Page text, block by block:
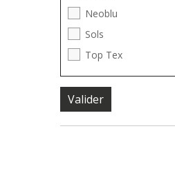
Neoblu
Sols
Top Tex